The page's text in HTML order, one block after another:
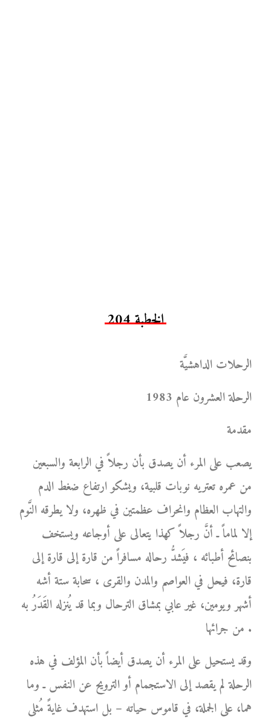
الخطبة 204
الرحلات الداهشيَّة
الرحلة العشرون عام 1983
مقدمة
يصعب على المرء أن يصدق بأن رجلاً في الرابعة والسبعين
من عمره تعتريه نوبات قلبية، ويشكو ارتفاع ضغط الدم
والتهاب العظام وانحراف عظمتين في ظهره، ولا يطرقه النَّوم
إلا لماماً ـ أنَّ رجلاً كهذا يتعالى على أوجاعه ويستخف
بنصائح أطبائه ، فيَشدُّ رحاله مسافراً من قارة إلى قارة إلى
قارة، فيحل في العواصم والمدن والقرى ، سحابة ستة أشه
أشهر ويومين، غير عابي بمشاق الترحال وبما قد يُنزله القَدَرُ به
من جرائها .
وقد يستحيل على المرء أن يصدق أيضاً بأن المؤلف في هذه
الرحلة لم يقصد إلى الاستجمام أو الترويح عن النفس ـ وما
هما، على الجملة، في قاموس حياته – بل استهدف غايةً مُثلى